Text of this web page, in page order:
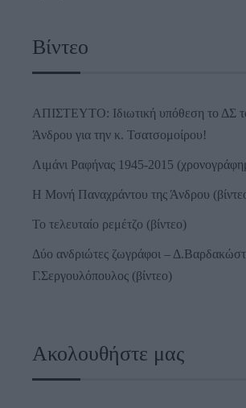
Βίντεο
ΑΠΙΣΤΕΥΤΟ: Ιδιωτική υπόθεση το ΔΣ
Άνδρου για την κ. Τσατσομοίρου!
Λιμάνι Ραφήνας 1945-2015
Η Μονή Παναχράντου της Άνδρου
Το τελευταίο ρεμέτζο (βίντεο)
Δύο ανδριώτες ζωγράφοι –
Γ.Σεργουλόπουλος (βίντεο)
Ακολουθήστε μας